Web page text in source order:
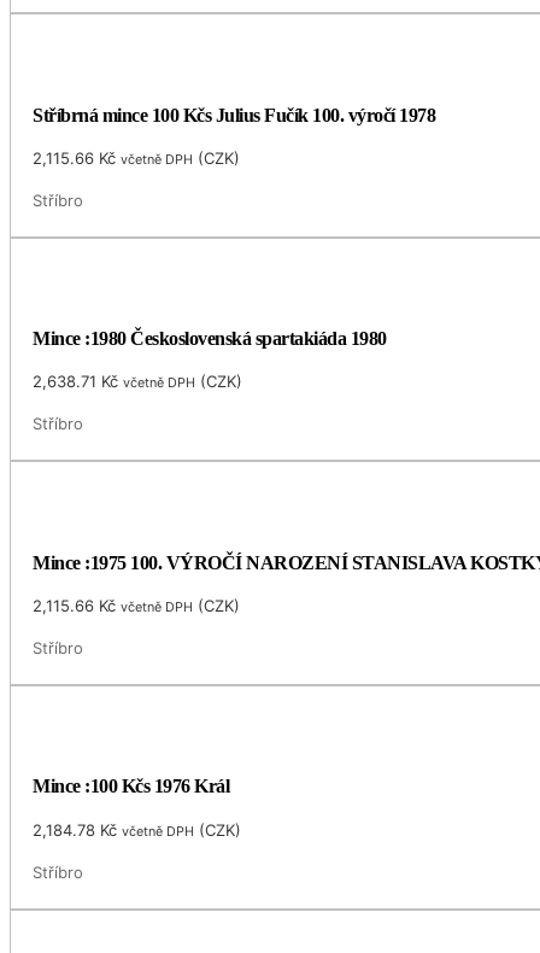
Stříbrná mince 100 Kčs Julius Fučík 100. výročí 1978
2,115.66 Kč včetně DPH (CZK)
Stříbro
Mince :1980 Československá spartakiáda 1980
2,638.71 Kč včetně DPH (CZK)
Stříbro
Mince :1975 100. VÝROČÍ NAROZENÍ STANISLAVA
2,115.66 Kč včetně DPH (CZK)
Stříbro
Mince :100 Kčs 1976 Král
2,184.78 Kč včetně DPH (CZK)
Stříbro